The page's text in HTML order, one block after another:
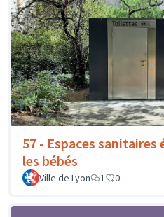
57 - Espaces sanitaires
les bébés
Ville de Lyon 1 0